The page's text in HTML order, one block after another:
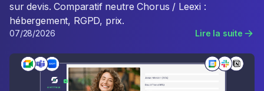
sur devis. Comparatif neutre Chorus / Leexi :
hébergement, RGPD, prix.
07/28/2026 Lire la suite